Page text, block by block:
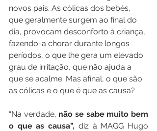
novos pais. As cólicas dos bebés,
que geralmente surgem ao final do
dia, provocam desconforto à criança,
fazendo-a chorar durante longos
períodos, o que lhe gera um elevado
grau de irritação, que não ajuda a
que se acalme. Mas afinal, o que são
as cólicas e o que é que as causa?
“Na verdade, não se sabe muito bem
o que as causa”, diz à MAGG Hugo